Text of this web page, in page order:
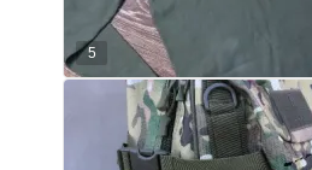
5